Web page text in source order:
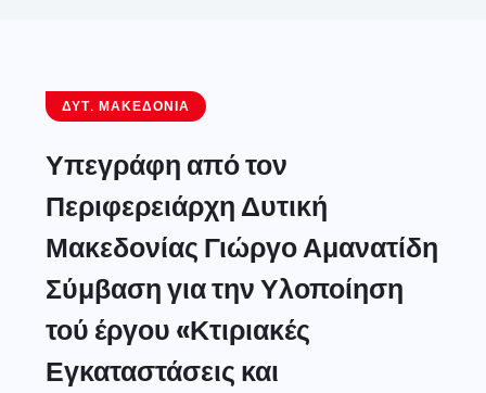
ΔΥΤ. ΜΑΚΕΔΟΝΊΑ
Υπεγράφη από τον
Περιφερειάρχη Δυτική
Μακεδονίας Γιώργο Αμανατίδη
Σύμβαση για την Υλοποίηση
τού έργου «Κτιριακές
Εγκαταστάσεις και